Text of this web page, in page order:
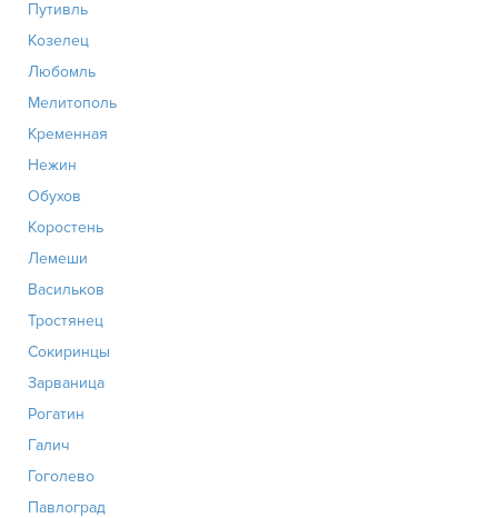
Путивль
Козелец
Любомль
Мелитополь
Кременная
Нежин
Обухов
Коростень
Лемеши
Васильков
Тростянец
Сокиринцы
Зарваница
Рогатин
Галич
Гоголево
Павлоград